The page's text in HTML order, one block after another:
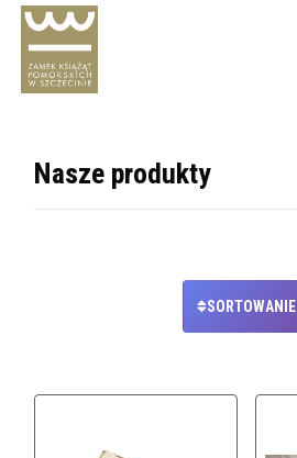
Nasze produkty
SORTOWANIE